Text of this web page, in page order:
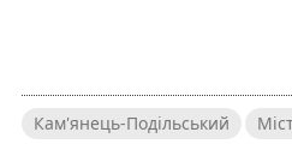
Кам'янець-Подільський